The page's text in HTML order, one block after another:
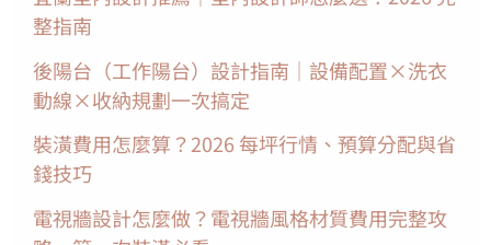
整指南
後陽台（工作陽台）設計指南｜設備配置×洗衣
動線×收納規劃一次搞定
裝潢費用怎麼算？2026 每坪行情、預算分配與省
錢技巧
電視牆設計怎麼做？電視牆風格材質費用完整攻